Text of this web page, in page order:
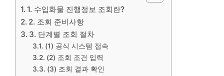
1. 수입화물 진행정보 조회란?
2. 조회 준비사항
3. 단계별 조회 절차
(1) 공식 시스템 접속
(2) 조회 조건 입력
(3) 조회 결과 확인